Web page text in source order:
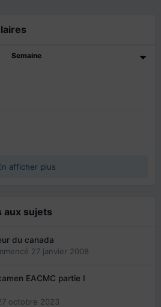
Semaine
afficher plus
aux sujets
du canada
27 janvier 2008
EACMC partie I
octobre 2023